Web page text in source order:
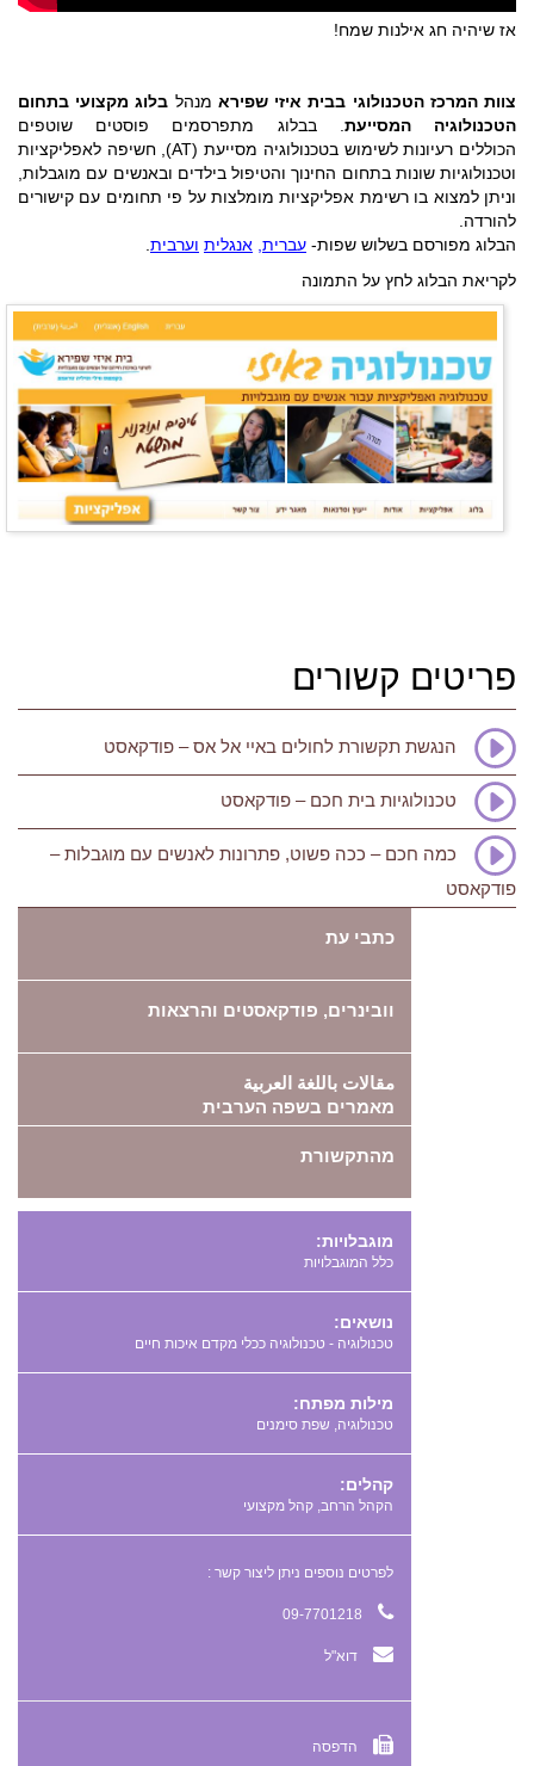
אז שיהיה חג אילנות שמח!
צוות המרכז הטכנולוגי בבית איזי שפירא מנהל בלוג מקצועי בתחום
הטכנולוגיה המסייעת . בבלוג מתפרסמים פוסטים שוטפים
הכוללים רעיונות לשימוש בטכנולוגיה מסייעת (AT), חשיפה לאפליקציות
וטכנולוגיות שונות בתחום החינוך והטיפול בילדים ובאנשים עם מוגבלות,
וניתן למצוא בו רשימת אפליקציות מומלצות על פי תחומים עם קישורים
להורדה.
הבלוג מפורסם בשלוש שפות- עברית אנגלית וערבית
לקריאת הבלוג לחץ על התמונה
פריטים קשורים
הנגשת תקשורת לחולים באיי אל אס – פודקאסט
טכנולוגיות בית חכם – פודקאסט
כמה חכם – ככה פשוט, פתרונות לאנשים עם מוגבלות –
פודקאסט
כתבי עת
וובינרים, פודקאסטים והרצאות
مقالات باللغة العربية
מאמרים בשפה הערבית
מהתקשורת
מוגבלויות:
כלל המוגבלויות
נושאים:
טכנולוגיה - טכנולוגיה ככלי מקדם איכות חיים
מילות מפתח:
,
קהלים:
הקהל הרחב, קהל מקצועי
לפרטים נוספים ניתן ליצור קשר :
דוא"ל
הדפסה